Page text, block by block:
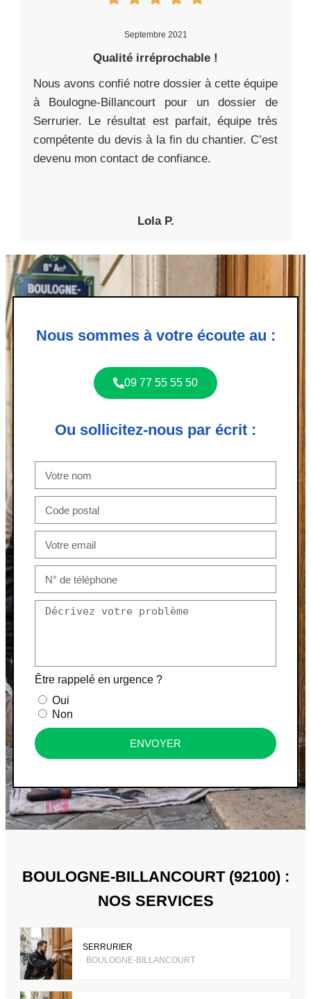
Septembre 2021
Qualité irréprochable !
Nous avons confié notre dossier à cette équipe
à Boulogne-Billancourt pour un dossier de
Serrurier. Le résultat est parfait, équipe très
compétente du devis à la fin du chantier. C’est
devenu mon contact de confiance.
Lola P.
Nous sommes à votre écoute au :
09 77 55 55 50
Ou sollicitez-nous par écrit :
Être rappelé en urgence ?
Oui
Non
ENVOYER
BOULOGNE-BILLANCOURT (92100) :
NOS SERVICES
SERRURIER
BOULOGNE-BILLANCOURT